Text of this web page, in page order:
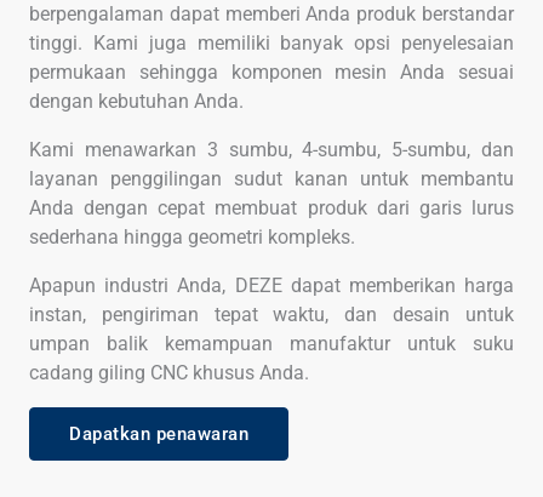
berpengalaman dapat memberi Anda produk berstandar
tinggi. Kami juga memiliki banyak opsi penyelesaian
permukaan sehingga komponen mesin Anda sesuai
dengan kebutuhan Anda.
Kami menawarkan 3 sumbu, 4-sumbu, 5-sumbu, dan
layanan penggilingan sudut kanan untuk membantu
Anda dengan cepat membuat produk dari garis lurus
sederhana hingga geometri kompleks.
Apapun industri Anda, DEZE dapat memberikan harga
instan, pengiriman tepat waktu, dan desain untuk
umpan balik kemampuan manufaktur untuk suku
cadang giling CNC khusus Anda.
Dapatkan penawaran